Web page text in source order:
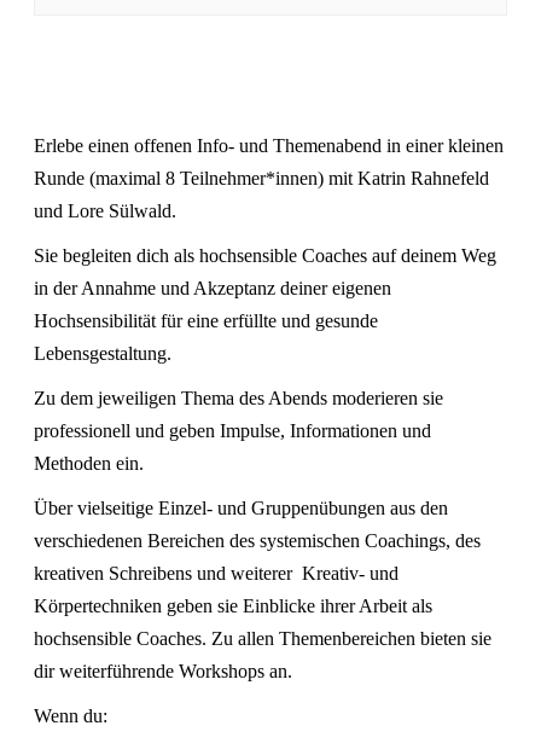
n
s
t
l
t
u
g
N
v
i
g
t
i
o
n
Erlebe einen offenen Info- und Themenabend in einer kleinen
Runde (maximal 8 Teilnehmer*innen) mit Katrin Rahnefeld
und Lore Sülwald.
Sie begleiten dich als hochsensible Coaches auf deinem Weg
in der Annahme und Akzeptanz deiner eigenen
Hochsensibilität für eine erfüllte und gesunde
Lebensgestaltung.
Zu dem jeweiligen Thema des Abends moderieren sie
professionell und geben Impulse, Informationen und
Methoden ein.
Über vielseitige Einzel- und Gruppenübungen aus den
verschiedenen Bereichen des systemischen Coachings, des
kreativen Schreibens und weiterer Kreativ- und
Körpertechniken geben sie Einblicke ihrer Arbeit als
hochsensible Coaches. Zu allen Themenbereichen bieten sie
dir weiterführende Workshops an.
Wenn du: